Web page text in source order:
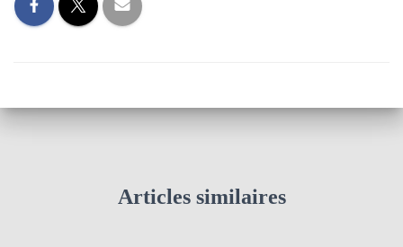
Articles similaires